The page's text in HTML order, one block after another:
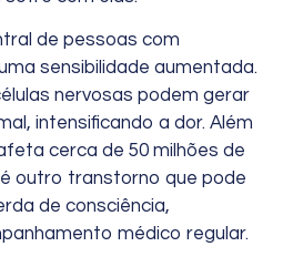
de pessoas com
sensibilidade aumentada.
nervosas podem gerar
intensificando a dor. Além
cerca de 50 milhões de
outro transtorno que pode
de consciência,
médico regular.